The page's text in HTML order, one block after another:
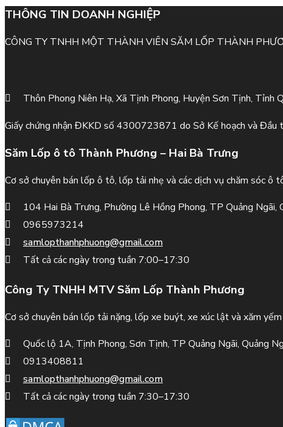
THÔNG TIN DOANH NGHIỆP
CÔNG TY TNHH MỘT THÀNH VIÊN SĂM LỐP THÀNH
Thôn Phong Niên Hạ, Xã Tịnh Phong, Huyện Sơn Tịnh, Tỉnh
Giấy chứng nhận ĐKKD số 4300723871 do Sở Kế hoạch và
Săm Lốp ô tô Thành Phương – Hai Bà Trưng
Cơ sở chuyên bán lốp ô tô, lốp tải nhẹ và các dịch vụ chăm sóc ô
104 Hai Bà Trưng, Phường Lê Hồng Phong, TP Quảng Ngãi,
0965973214
samlopthanhphuong@gmail.com
Tất cả các ngày trong tuần 7:00–17:30
Công Ty TNHH MTV Săm Lốp Thành Phương
Cơ sở chuyên bán lốp tải nặng, lốp xe buýt, xe xúc lật và xăm yếm
Quốc lộ 1A, Tịnh Phong, Sơn Tịnh, TP Quảng Ngãi, Quảng
0913408811
samlopthanhphuong@gmail.com
Tất cả các ngày trong tuần 7:30–17:30